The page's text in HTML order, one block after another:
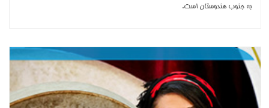
به جنوب هندوستان است.